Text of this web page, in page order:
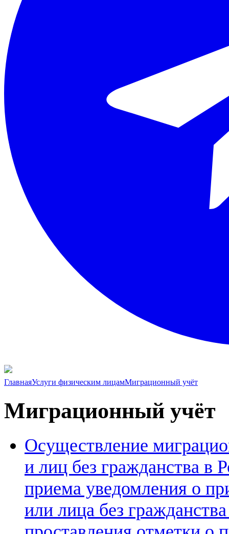
ГлавнаяУслуги физическим лицамМиграционный учёт
Миграционный учёт
Осуществление
и лиц без гражданства в
приема уведомления о
или лица без